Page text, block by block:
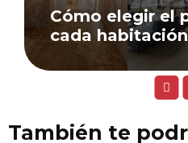
Cómo elegir el
cada habitación
También te